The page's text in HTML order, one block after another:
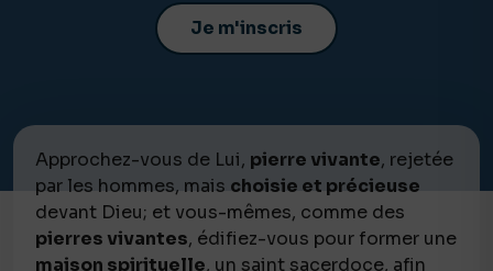
Approchez-vous de Lui, pierre vivante, rejetée
par les hommes, mais choisie et précieuse
devant Dieu; et vous-mêmes, comme des
pierres vivantes, édifiez-vous pour former une
maison spirituelle, un saint sacerdoce, afin